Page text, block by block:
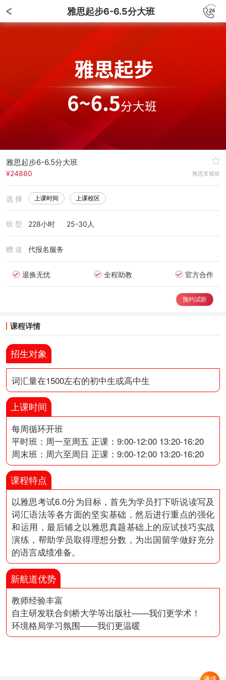
雅思起步6-6.5分大班
雅思起步6-6.5分大班
¥24880 雅思常规班
选 择 上课时间 上课校区
班 型 228小时 25-30人
赠 送 代报名服务
退换无忧 全程助教 官方合作
预约试听
课程详情
招生对象
词汇量在1500左右的初中生或高中生
上课时间
每周循环开班
平时班：周一至周五 正课：9:00-12:00 13:20-16:20
周末班：周六至周日 正课：9:00-12:00 13:20-16:20
课程特点
以雅思考试6.0分为目标，首先为学员打下听说读写及
词汇语法等各方面的坚实基础，然后进行重点的强化
和运用，最后辅之以雅思真题基础上的应试技巧实战
演练，帮助学员取得理想分数，为出国留学做好充分
的语言成绩准备。
新航道优势
教师经验丰富
自主研发联合剑桥大学等出版社——我们更学术！
环境格局学习氛围——我们更温暖